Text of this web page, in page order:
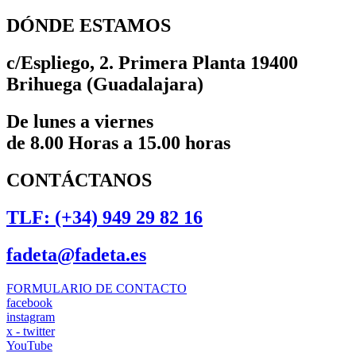
DÓNDE ESTAMOS
c/Espliego, 2. Primera Planta 19400
Brihuega (Guadalajara)
De lunes a viernes
de 8.00 Horas a 15.00 horas
CONTÁCTANOS
TLF: (+34) 949 29 82 16
fadeta@fadeta.es
FORMULARIO DE CONTACTO
facebook
instagram
x - twitter
YouTube